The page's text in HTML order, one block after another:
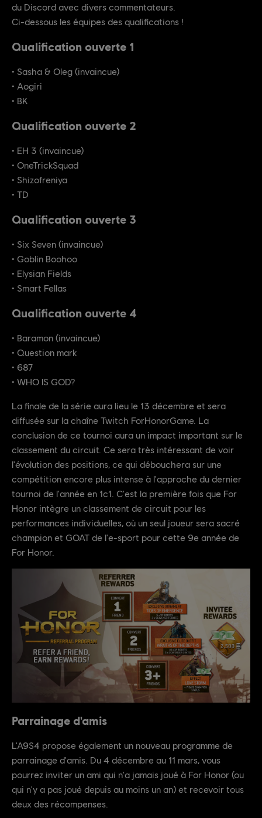
du Discord avec divers commentateurs.
Ci-dessous les équipes des qualifications !
Qualification ouverte 1
• Sasha & Oleg (invaincue)
• Aogiri
• BK
Qualification ouverte 2
• EH 3 (invaincue)
• OneTrickSquad
• Shizofreniya
• TD
Qualification ouverte 3
• Six Seven (invaincue)
• Goblin Boohoo
• Elysian Fields
• Smart Fellas
Qualification ouverte 4
• Baramon (invaincue)
• Question mark
• 687
• WHO IS GOD?
La finale de la série aura lieu le 13 décembre et sera
diffusée sur la chaîne Twitch ForHonorGame. La
conclusion de ce tournoi aura un impact important sur le
classement du circuit. Ce sera très intéressant de voir
l'évolution des positions, ce qui débouchera sur une
compétition encore plus intense à l'approche du dernier
tournoi de l'année en 1c1. C'est la première fois que For
Honor intègre un classement de circuit pour les
performances individuelles, où un seul joueur sera sacré
champion et GOAT de l'e-sport pour cette 9e année de
For Honor.
Parrainage d'amis
L'A9S4 propose également un nouveau programme de
parrainage d'amis. Du 4 décembre au 11 mars, vous
pourrez inviter un ami qui n'a jamais joué à For Honor (ou
qui n'y a pas joué depuis au moins un an) et recevoir tous
deux des récompenses.